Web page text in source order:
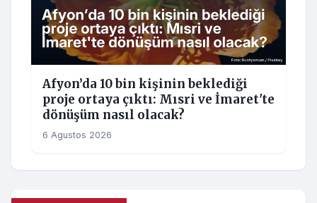
Afyon’da 10 bin kişinin beklediği
proje ortaya çıktı: Mısri ve İmaret'te
dönüşüm nasıl olacak?
6 Agustos 2026